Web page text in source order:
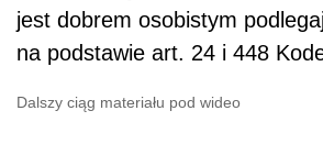
jest dobrem osobistym
na podstawie art. 24 i 448
Dalszy ciąg materiału pod wideo